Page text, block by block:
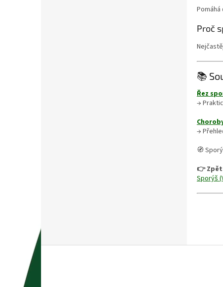
Proč
📚
Řez
→
→
🧭
👉
Sporýš